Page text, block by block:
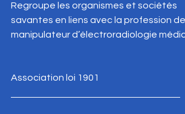
Regroupe les organismes et sociétés
savantes en liens avec la profession de
manipulateur d’électroradiologie
Association loi 1901